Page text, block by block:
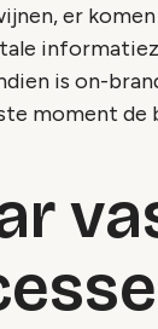
er
is on-
moment de